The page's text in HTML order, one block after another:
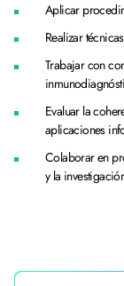
Aplicar
Realizar
Trabajar con
Evaluar la
aplicaciones
Colaborar en
y la